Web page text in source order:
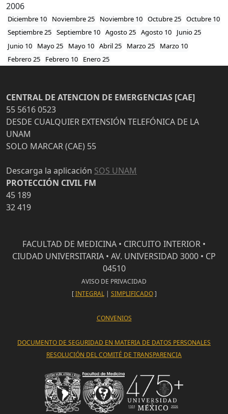
2006
Diciembre 10 Noviembre 25 Noviembre 10 Octubre 25 Octubre 10
Septiembre 25 Septiembre 10 Agosto 25 Agosto 10
Junio 25
Junio 10
Mayo 25 Mayo 10 Abril 25 Marzo 25
Marzo 10
Febrero 25
Febrero 10 Enero 25
CENTRAL DE ATENCION DE EMERGENCIAS [CAE]
55 5616 0523
DESDE CUALQUIER EXTENSIÓN TELEFÓNICA DE LA
UNAM
SOLO MARCAR (CAE) 55
Descarga la aplicación SOS UNAM
PROTECCIÓN CIVIL FM
45 189
32 419
FACULTAD DE MEDICINA • CIRCUITO INTERIOR •
CIUDAD UNIVERSITARIA • AV. UNIVERSIDAD 3000 • CP
04510
AVISO DE PRIVACIDAD
[INTEGRAL| SIMPLIFICADO]
CONVENIOS
DOCUMENTO DE SEGURIDAD EN MATERIA DE DATOS PERSONALES
RESOLUCIÓN DEL COMITÉ DE TRANSPARENCIA